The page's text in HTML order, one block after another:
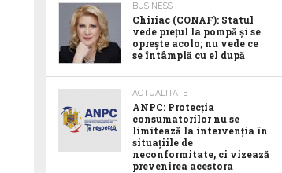
BUSINESS
Chiriac (CONAF): Statul
vede prețul la pompă și se
oprește acolo; nu vede ce
se întâmplă cu el după
ACTUALITATE
ANPC: Protecția
consumatorilor nu se
limitează la intervenția în
situațiile de
neconformitate, ci vizează
prevenirea acestora